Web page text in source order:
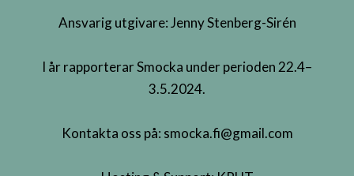
Ansvarig utgivare: Jenny Stenberg-Sirén
I år rapporterar Smocka under perioden 22.4–
3.5.2024.
Kontakta oss på: smocka.fi@gmail.com